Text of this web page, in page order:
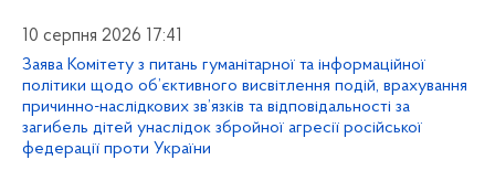
10 серпня 2026 17:41
Заява Комітету з питань гуманітарної та інформаційної
політики щодо об’єктивного висвітлення подій, врахування
причинно-наслідкових зв’язків та відповідальності за
загибель дітей унаслідок збройної агресії російської
федерації проти України